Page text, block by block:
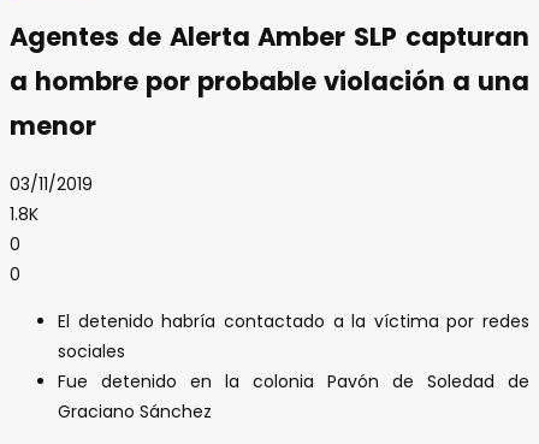
Agentes de Alerta Amber SLP capturan
a hombre por probable violación a una
menor
03/11/2019
1.8K
0
0
El detenido habría contactado a la víctima por redes
sociales
Fue detenido en la colonia Pavón de Soledad de
Graciano Sánchez